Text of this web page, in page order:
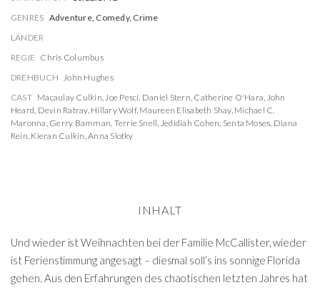
GENRES Adventure, Comedy, Crime
LÄNDER
REGIE Chris Columbus
DREHBUCH John Hughes
CAST Macaulay Culkin,Joe Pesci, Daniel Stern, Catherine O'Hara, John
Heard, Devin Ratray, Hillary Wolf, Maureen Elisabeth Shay, Michael C.
Maronna, Gerry Bamman, Terrie Snell, Jedidiah Cohen, Senta Moses, Diana
Rein, Kieran Culkin,Anna Slotky
INHALT
Und wieder ist Weihnachten bei der Familie McCallister, wieder
ist Ferienstimmung angesagt – diesmal soll’s ins sonnige Florida
gehen. Aus den Erfahrungen des chaotischen letzten Jahres hat